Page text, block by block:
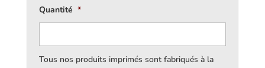
Quantité *
Tous nos produits imprimés sont fabriqués à la